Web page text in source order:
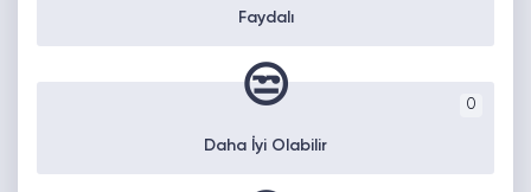
Faydalı
0
😒
Daha İyi Olabilir